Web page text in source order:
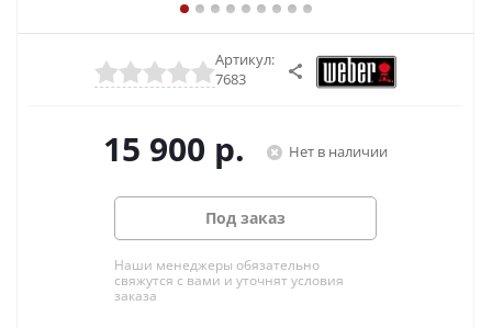
Артикул:
7683
15 900 р. Нет в наличии
Под заказ
Наши менеджеры обязательно
свяжутся с вами и уточнят условия
заказа